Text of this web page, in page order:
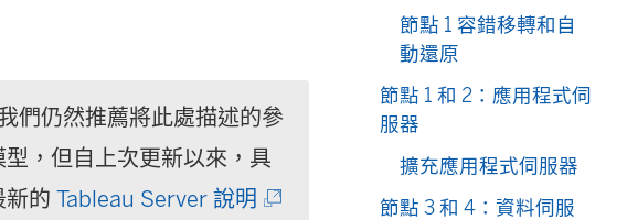
們仍然推薦將此處描述的參
，但自上次更新以來，具
新的Tableau Server 說明 (
節點 1 容錯移轉和自
動還原
節點 1 和 2：應用程式伺
服器
擴充應用程式伺服器
節點 3 和 4：資料伺服